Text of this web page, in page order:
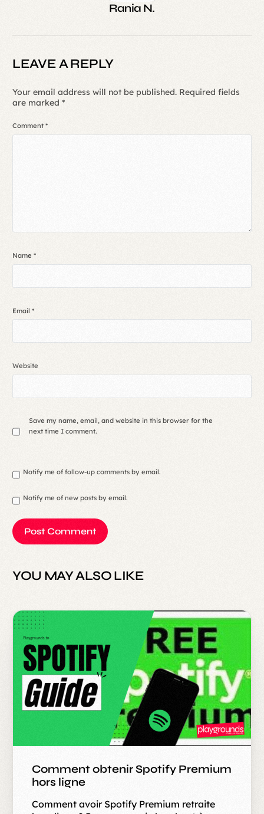
Rania N.
LEAVE A REPLY
Your email address will not be published. Required fields
are marked*
Comment*
Name*
Email*
Website
Save my name, email, and website in this browser for the
next time I comment.
Notify me of follow-up comments by email.
Notify me of new posts by email.
YOU MAY ALSO LIKE
Comment obtenir Spotify Premium
hors ligne
Comment avoir Spotify Premium retraite